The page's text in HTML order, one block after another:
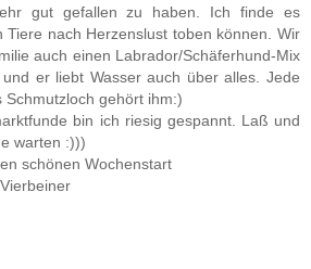
gut gefallen zu haben. Ich finde es
Tiere nach Herzenslust toben können. Wir
auch einen Labrador/Schäferhund-Mix
er liebt Wasser auch über alles. Jede
Schmutzloch gehört ihm:)
bin ich riesig gespannt. Laß und
warten :)))
schönen Wochenstart